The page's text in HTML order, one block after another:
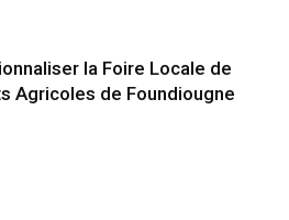
la Foire Locale de
Agricoles de Foundiougne